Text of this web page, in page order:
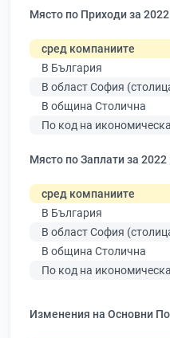
Място по Приходи за 2022
сред компаниите
В България
В област София
В община Столична
По код на
Място по Заплати за 2022
сред компаниите
В България
В област София
В община Столична
По код на
Изменения на Основни